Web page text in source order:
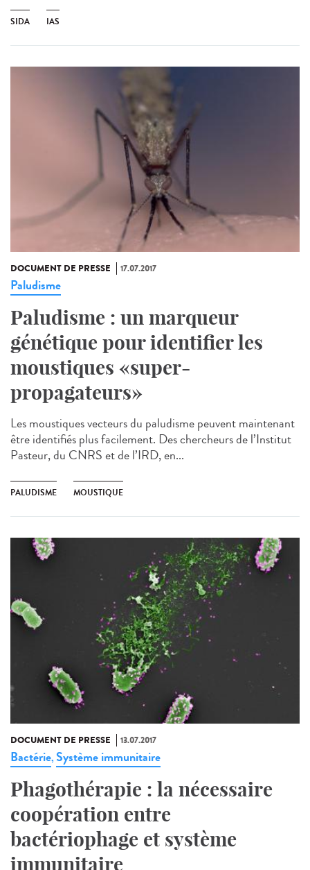
SIDA IAS
DOCUMENT DE PRESSE 17.07.2017
Paludisme
Paludisme : un marqueur
génétique pour identifier les
moustiques «super-
propagateurs»
Les moustiques vecteurs du paludisme peuvent maintenant
être identifiés plus facilement. Des chercheurs de l’Institut
Pasteur, du CNRS et de l’IRD, en...
PALUDISME MOUSTIQUE
DOCUMENT DE PRESSE 13.07.2017
Bactérie,Système immunitaire
Phagothérapie : la nécessaire
coopération entre
bactériophage et système
immunitaire